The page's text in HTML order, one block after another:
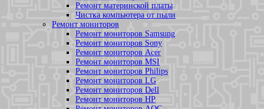
Ремонт материнской платы
Чистка компьютера от пыли
Ремонт мониторов
Ремонт мониторов Samsung
Ремонт мониторов Sony
Ремонт мониторов Acer
Ремонт мониторов MSI
Ремонт мониторов Philips
Ремонт мониторов LG
Ремонт мониторов Dell
Ремонт мониторов HP